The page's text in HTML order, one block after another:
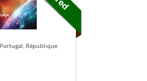
République